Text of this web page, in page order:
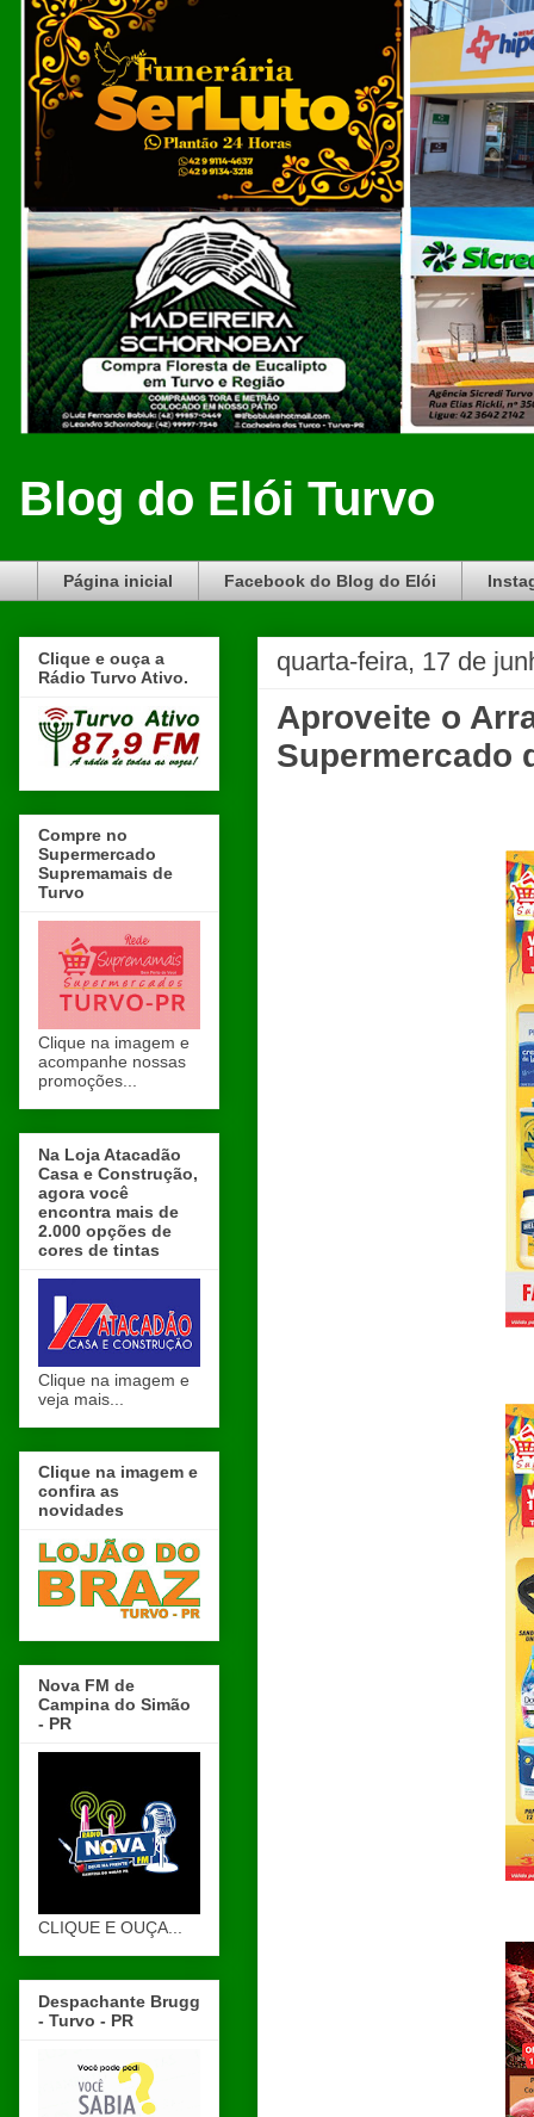
Blog do Elói Turvo
Página inicial Facebook do Blog do Elói
quarta-feira, 17 de
Aproveite o
Supermercado
Clique e ouça a
Rádio Turvo Ativo.
Compre no
Supermercado
Supremamais de
Turvo
Clique na imagem e
acompanhe nossas
promoções...
Na Loja Atacadão
Casa e Construção,
agora você
encontra mais de
2.000 opções de
cores de tintas
Clique na imagem e
veja mais...
Clique na imagem e
confira as
novidades
Nova FM de
Campina do Simão
- PR
CLIQUE E OUÇA...
Despachante Brugg
- Turvo - PR